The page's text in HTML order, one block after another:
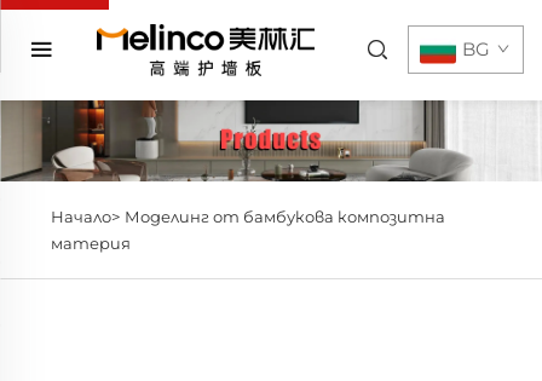
BG
Начало> Моделинг от бамбукова композитна
материя